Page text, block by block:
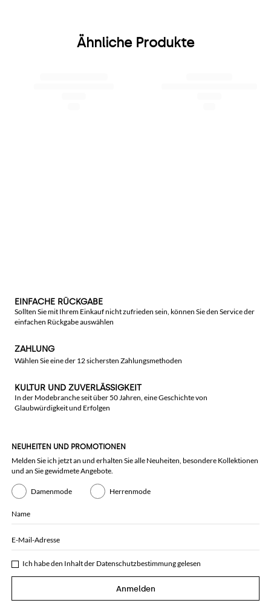
Ähnliche Produkte
EINFACHE RÜCKGABE
Sollten Sie mit Ihrem Einkauf nicht zufrieden sein, können Sie den Service der
einfachen Rückgabe auswählen
ZAHLUNG
Wählen Sie eine der 12 sichersten Zahlungsmethoden
KULTUR UND ZUVERLÄSSIGKEIT
In der Modebranche seit über 50 Jahren, eine Geschichte von
Glaubwürdigkeit und Erfolgen
NEUHEITEN UND PROMOTIONEN
Melden Sie ich jetzt an und erhalten Sie alle Neuheiten, besondere Kollektionen
und an Sie gewidmete Angebote.
Damenmode Herrenmode
Name
E-Mail-Adresse
Ich habe den Inhalt der Datenschutzbestimmunggelesen
Anmelden